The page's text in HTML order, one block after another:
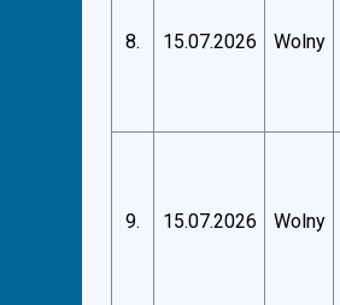
8. 15.07.2026 Wolny
9. 15.07.2026 Wolny